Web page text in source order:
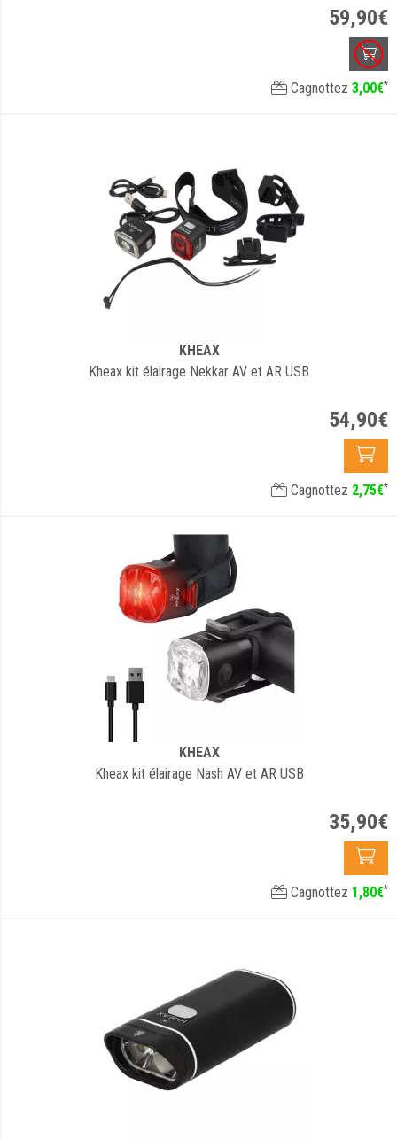
59,90€
Cagnottez 3,00€*
KHEAX
Kheax kit élairage Nekkar AV et AR USB
54,90€
Cagnottez 2,75€*
KHEAX
Kheax kit élairage Nash AV et AR USB
35,90€
Cagnottez 1,80€*